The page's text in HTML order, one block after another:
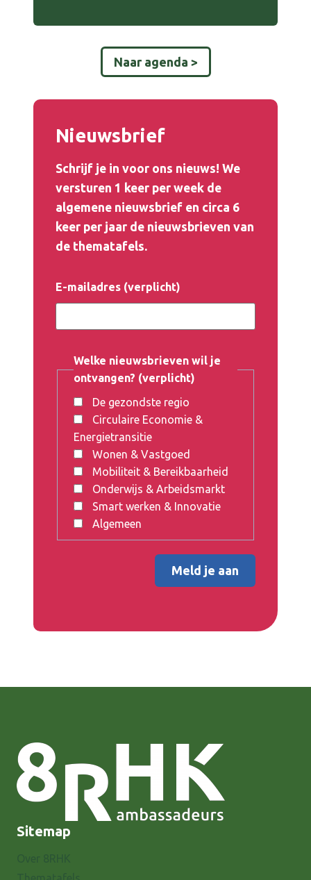
Naar agenda >
Nieuwsbrief
Schrijf je in voor ons nieuws! We
versturen 1 keer per week de
algemene nieuwsbrief en circa 6
keer per jaar de nieuwsbrieven van
de thematafels.
E-mailadres (verplicht)
Welke nieuwsbrieven wil je
ontvangen? (verplicht)
De gezondste regio
Circulaire Economie &
Energietransitie
Wonen & Vastgoed
Mobiliteit & Bereikbaarheid
Onderwijs & Arbeidsmarkt
Smart werken & Innovatie
Algemeen
Sitemap